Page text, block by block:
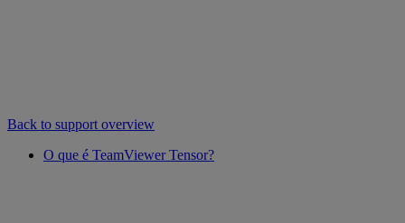
Back to support overview
O que é TeamViewer Tensor?